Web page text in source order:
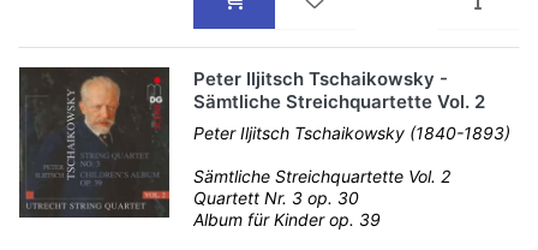
Peter Iljitsch Tschaikowsky -
Sämtliche Streichquartette Vol. 2
Peter Iljitsch Tschaikowsky (1840-1893)
Sämtliche Streichquartette Vol. 2
Quartett Nr. 3 op. 30
Album für Kinder op. 39